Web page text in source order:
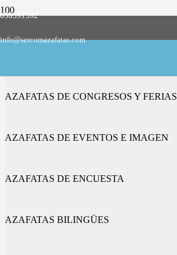
658591592
info@sercomazafatas.com
AZAFATAS DE CONGRESOS Y FERIAS
AZAFATAS DE EVENTOS E IMAGEN
AZAFATAS DE ENCUESTA
AZAFATAS BILINGÜES